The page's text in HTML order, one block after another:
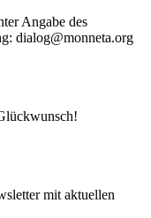
Angabe des
dialog@monneta.org
mit aktuellen